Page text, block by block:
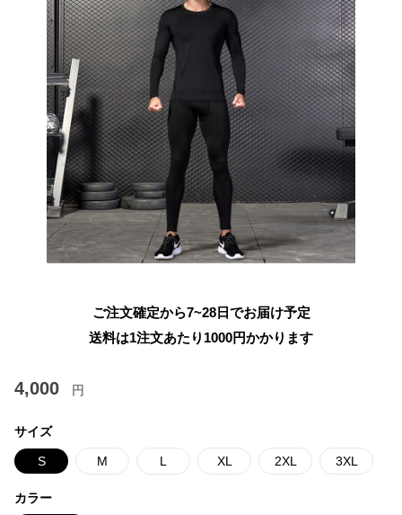
ご注文確定から7~28日でお届け予定
送料は1注文あたり 1000円かかります
4,000 円
サイズ
S M L XL 2XL 3XL
カラー